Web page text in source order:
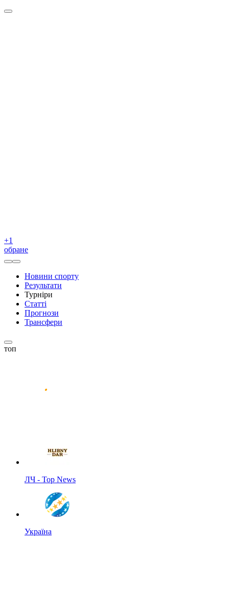
+1
обране
Новини спорту
Результати
Турніри
Статті
Прогнози
Трансфери
топ
ЛЧ - Top News
Україна